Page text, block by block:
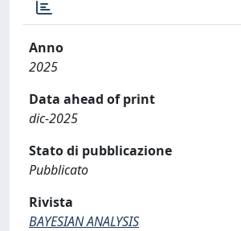
Anno
2025
Data ahead of print
dic-2025
Stato di pubblicazione
Pubblicato
Rivista
BAYESIAN ANALYSIS